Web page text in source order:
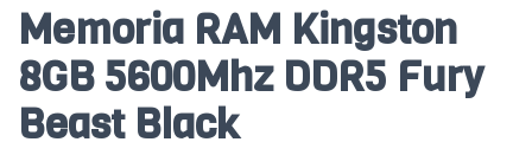
Memoria RAM Kingston
8GB 5600Mhz DDR5 Fury
Beast Black